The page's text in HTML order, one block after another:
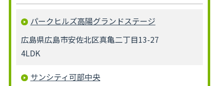
パークヒルズ高陽グランドステージ
広島県広島市安佐北区真亀二丁目13-27
4LDK
サンシティ可部中央